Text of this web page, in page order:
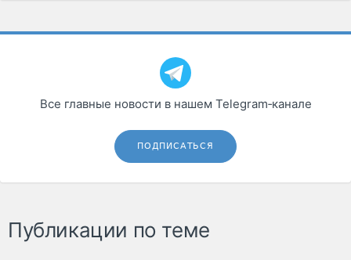
Все главные новости в нашем Telegram‑канале
ПОДПИСАТЬСЯ
Публикации по теме